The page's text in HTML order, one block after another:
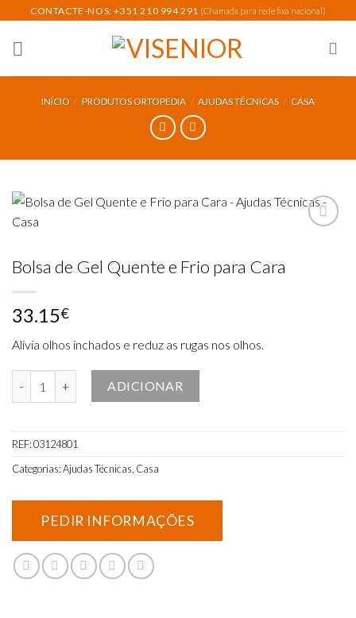
content
CONTACTE-NOS: +351 210 994 291 (Chamada para rede fixa nacional)
INÍCIO / PRODUTOS ORTOPEDIA / AJUDAS TÉCNICAS / CASA
Bolsa de Gel Quente e Frio para Cara
33.15€
Alivia olhos inchados e reduz as rugas nos olhos.
Quantidade de Bolsa de Gel Quente e Frio para Cara
ADICIONAR
REF:03124801
Categorias:Ajudas Técnicas, Casa